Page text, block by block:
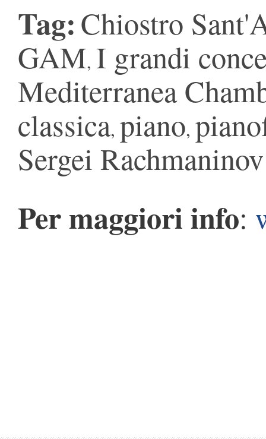
Tag:Chiostro
GAM, I grandi
Mediterranea
classica, piano,
Sergei Rachmaninov
Per maggiori info: